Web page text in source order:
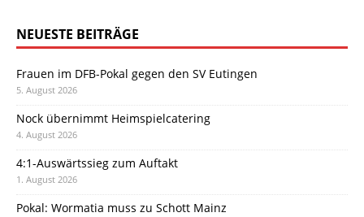
NEUESTE BEITRÄGE
Frauen im DFB-Pokal gegen den SV Eutingen
5. August 2026
Nock übernimmt Heimspielcatering
4. August 2026
4:1-Auswärtssieg zum Auftakt
1. August 2026
Pokal: Wormatia muss zu Schott Mainz